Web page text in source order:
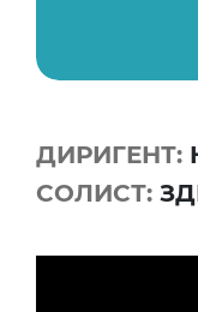
ДИРИГЕНТ:
СОЛИСТ: